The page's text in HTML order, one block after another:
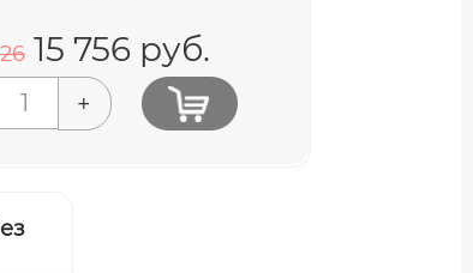
15 756 руб.
+